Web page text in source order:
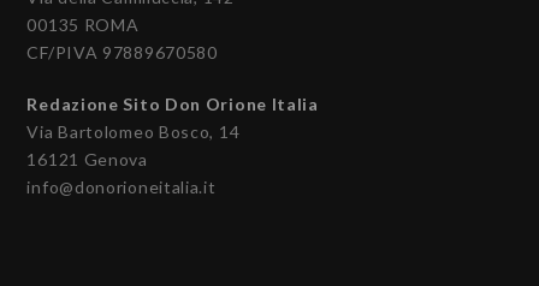
00135 ROMA
CF/PIVA 97889670580
Redazione Sito Don Orione Italia
Via Bartolomeo Bosco, 14
16121 Genova
info@donorioneitalia.it